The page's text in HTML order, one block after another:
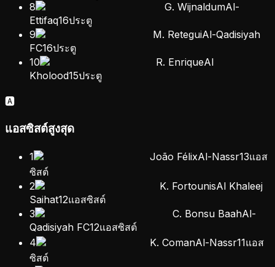
8
G. WijnaldumAl-
Ettifaq16ประตู
9
M. ReteguiAl-Qadisiyah
FC16ประตู
10
R. EnriqueAl
Kholood15ประตู
🅰️
แอสซิสต์สูงสุด
1 João FélixAl-Nassr13แอส
ซิสต์
2
K. FortounisAl Khaleej
Saihat12แอสซิสต์
3
C. Bonsu BaahAl-
Qadisiyah FC12แอสซิสต์
4
K. ComanAl-Nassr11แอส
ซิสต์